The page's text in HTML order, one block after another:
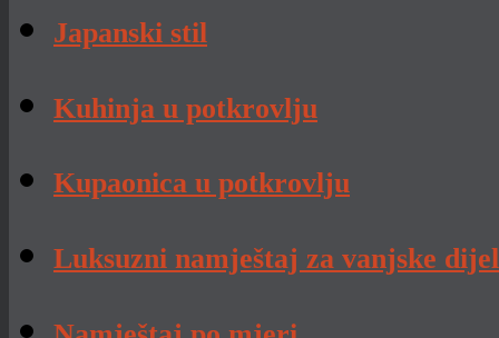
Japanski stil
Kuhinja u potkrovlju
Kupaonica u potkrovlju
Luksuzni namještaj za vanjske